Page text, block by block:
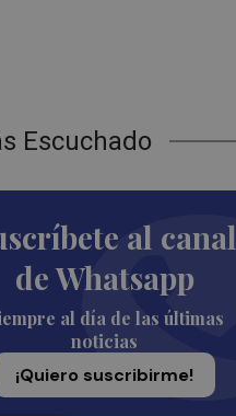
Escuchado
al canal
de Whatsapp
al día de las últimas
noticias
¡Quiero suscribirme!